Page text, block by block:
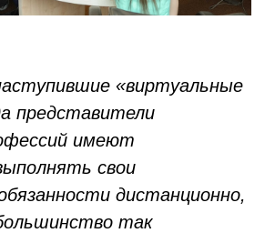
«виртуальные
представители
имеют
свои
дистанционно,
так